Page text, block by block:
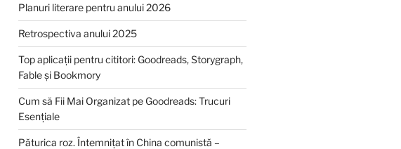
Planuri literare pentru anului 2026
Retrospectiva anului 2025
Top aplicații pentru cititori: Goodreads, Storygraph,
Fable și Bookmory
Cum să Fii Mai Organizat pe Goodreads: Trucuri
Esențiale
Păturica roz. Întemnițat în China comunistă –